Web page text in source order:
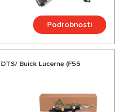
Podrobnosti
Buick Lucerne (F55